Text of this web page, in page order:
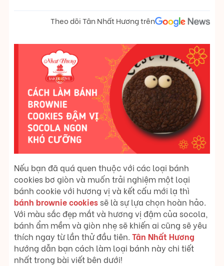
Theo dõi Tân Nhất Hương trên
Nếu bạn đã quá quen thuộc với các loại bánh
cookies bơ giòn và muốn trải nghiệm một loại
bánh cookie với hương vị và kết cấu mới lạ thì
bánh brownie cookiessẽ là sự lựa chọn hoàn hảo.
Với màu sắc đẹp mắt và hương vị đậm của socola,
bánh ẩm mềm và giòn nhẹ sẽ khiến ai cũng sẽ yêu
thích ngay từ lần thử đầu tiên. Tân Nhất Hương
hướng dẫn bạn cách làm loại bánh này chi tiết
nhất trong bài viết bên dưới!